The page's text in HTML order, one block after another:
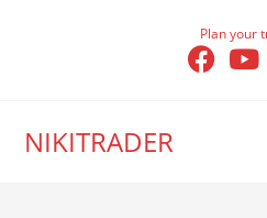
Plan your
NIKITRADER